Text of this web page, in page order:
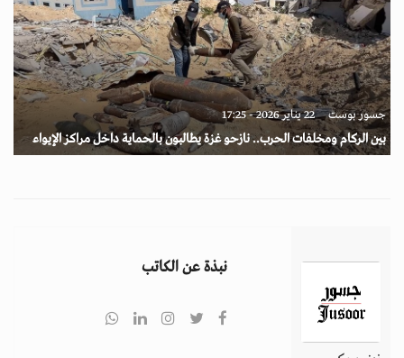
جسور بوست 22 يناير 2026 - 17:25
بين الركام ومخلفات الحرب.. نازحو غزة يطالبون بالحماية داخل مراكز الإيواء
نبذة عن الكاتب